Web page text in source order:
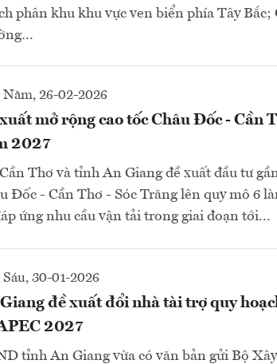
phân khu khu vực ven biển phía Tây
26-02-2026
mở rộng cao tốc Châu Đốc - Cần
2027
Thơ và tỉnh An Giang đề xuất đầu tư
Đốc - Cần Thơ - Sóc Trăng lên quy mô 6
ứng nhu cầu vận tải trong giai đoạn tới...
30-01-2026
đề xuất đổi nhà tài trợ quy
2027
tỉnh An Giang vừa có văn bản gửi Bộ